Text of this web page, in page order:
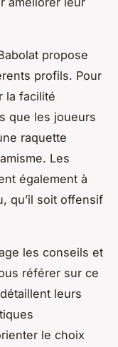
propose
profils. Pour
la facilité
que les joueurs
raquette
Les
également à
qu’il soit offensif
les conseils et
référer sur ce
leurs
le choix